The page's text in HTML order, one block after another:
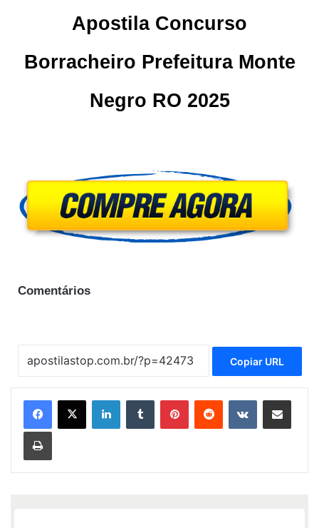
Apostila Concurso
Borracheiro Prefeitura Monte
Negro RO 2025
Comentários
Copiar URL
LinkedinTumblr PinterestReddit VK Compartilhar via e-mail
Imprimir